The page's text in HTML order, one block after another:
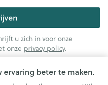
ervaring beter te maken.
u zich in voor onze
onze privacy policy.